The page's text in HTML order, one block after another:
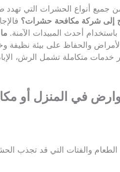
جميع أنواع الحشرات التي تهدد
إلى شركة مكافحة حشرات؟
أحدث المبيدات الآمنة.
والحفاظ على بيئة نظيفة
خدمات متكاملة تشمل الرش،
في المنزل أو
والفتات التي قد تجذب